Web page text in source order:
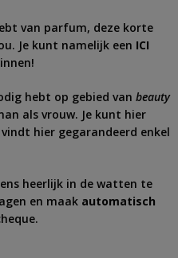
van parfum, deze korte
Je kunt namelijk een ICI
hebt op gebied van beauty
als vrouw. Je kunt hier
vindt hier gegarandeerd enkel
heerlijk in de watten te
en maak automatisch